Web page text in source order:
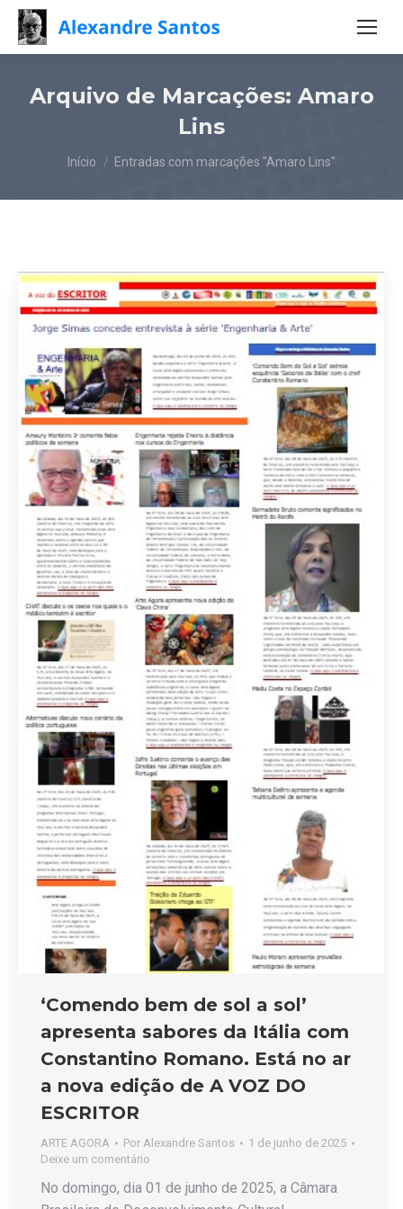
Arquivo de Marcações: Amaro
Lins
Você está aqui:
Início Entradas com marcações "Amaro Lins"
‘Comendo bem de sol a sol’
apresenta sabores da Itália com
Constantino Romano. Está no ar
a nova edição de A VOZ DO
ESCRITOR
ARTE AGORA Por Alexandre Santos
1 de junho de 2025
Deixe um comentário
No domingo, dia 01 de junho de 2025, a Câmara